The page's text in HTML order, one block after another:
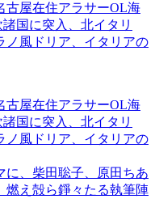
古屋在住アラサーOL海
国に突入、北イタリ
ノ風ドリア、イタリアの
古屋在住アラサーOL海
国に突入、北イタリ
ノ風ドリア、イタリアの
に、柴田聡子、原田ちあ
燃え殻ら錚々たる執筆陣